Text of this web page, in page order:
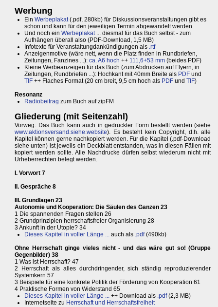
Werbung
Ein Werbeplakat(.pdf, 280kb) für Diskussionsveranstaltungen gibt es
schon und kann für den jeweiligen Termin abgewandelt werden.
Und noch ein Werbeplakat... diesmal für das Buch selbst - zum
Aufhängen überall also (PDF-Download, 1,5 MB)
Infotexte für Veranstaltungdankündigungen als .rtf
Anzeigenmotive (wäre nett, wenn die Platz finden in Rundbriefen,
Zeitungen, Fanzines ...): ca. A6 hoch ++ 111,6+53 mm (beides PDF)
Kleine Werbeanzeigen für das Buch (zum Abdrucken auf Flyern, in
Zeitungen, Rundbriefen ...): Hochkant mit 40mm Breite als PDF und
TIF ++ Flaches Format (20 cm breit, 9,5 cm hoch als PDF und TIF)
Resonanz
Radiobeitrag zum Buch auf zipFM
Gliederung (mit Seitenzahl)
Vorweg: Das Buch kann auch in gedruckter Form bestellt werden (siehe
www.aktionsversand.siehe.website). Es besteht kein Copyright, d.h. alle
Kapitel können gerne nachkopiert werden. Für die Kapitel (.pdf-Download
siehe unten) ist jeweils ein Deckblatt entstanden, was in diesen Fällen mit
kopiert werden sollte. Alle Nachdrucke dürfen selbst wiederum nicht mit
Urheberrechten belegt werden.
I. Vorwort 7
II. Gespräche 8
III. Grundlagen 23
Autonomie und Kooperation: Die Säulen des Ganzen 23
1 Die spannenden Fragen stellen 26
2 Grundprinzipien herrschaftsfreier Organisierung 28
3 Ankunft in der Utopie? 34
Dieses Kapitel in voller Länge ... auch als .pdf(490kb)
Ohne Herrschaft ginge vieles nicht - und das wäre gut so! (Gruppe
Gegenbilder) 38
1 Was ist Herrschaft? 47
2 Herrschaft als alles durchdringender, sich ständig reproduzierender
Systemkern 57
3 Beispiele für eine konkrete Politik der Förderung von Kooperation 61
4 Praktische Formen von Widerstand 65
Dieses Kapitel in voller Länge ... ++ Download als .pdf(2,3 MB)
Internetseite zu Herrschaft und Herrschaftsfreiheit